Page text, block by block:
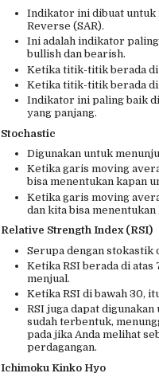
Indikator ini dibuat untuk
Reverse (SAR).
Ini adalah indikator
bullish dan bearish.
Ketika titik-titik berada di
Ketika titik-titik berada di
Indikator ini paling baik
yang panjang.
Stochastic
Digunakan untuk
Ketika garis moving
bisa menentukan kapan
Ketika garis moving
dan kita bisa
Relative Strength Index (RSI)
Serupa dengan stokastik
Ketika RSI berada di
menjual.
Ketika RSI di bawah 30,
RSI juga dapat
sudah terbentuk,
pada jika Anda melihat
perdagangan.
Ichimoku Kinko Hyo